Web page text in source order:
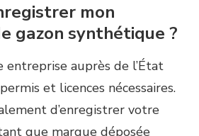
mon
gazon synthétique ?
entreprise auprès de l’État
et licences nécessaires.
d’enregistrer votre
que marque déposée